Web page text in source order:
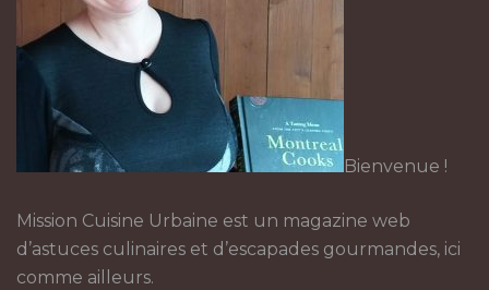
Bienvenue !
Mission Cuisine Urbaine est un magazine web
d’astuces culinaires et d’escapades gourmandes, ici
comme ailleurs.